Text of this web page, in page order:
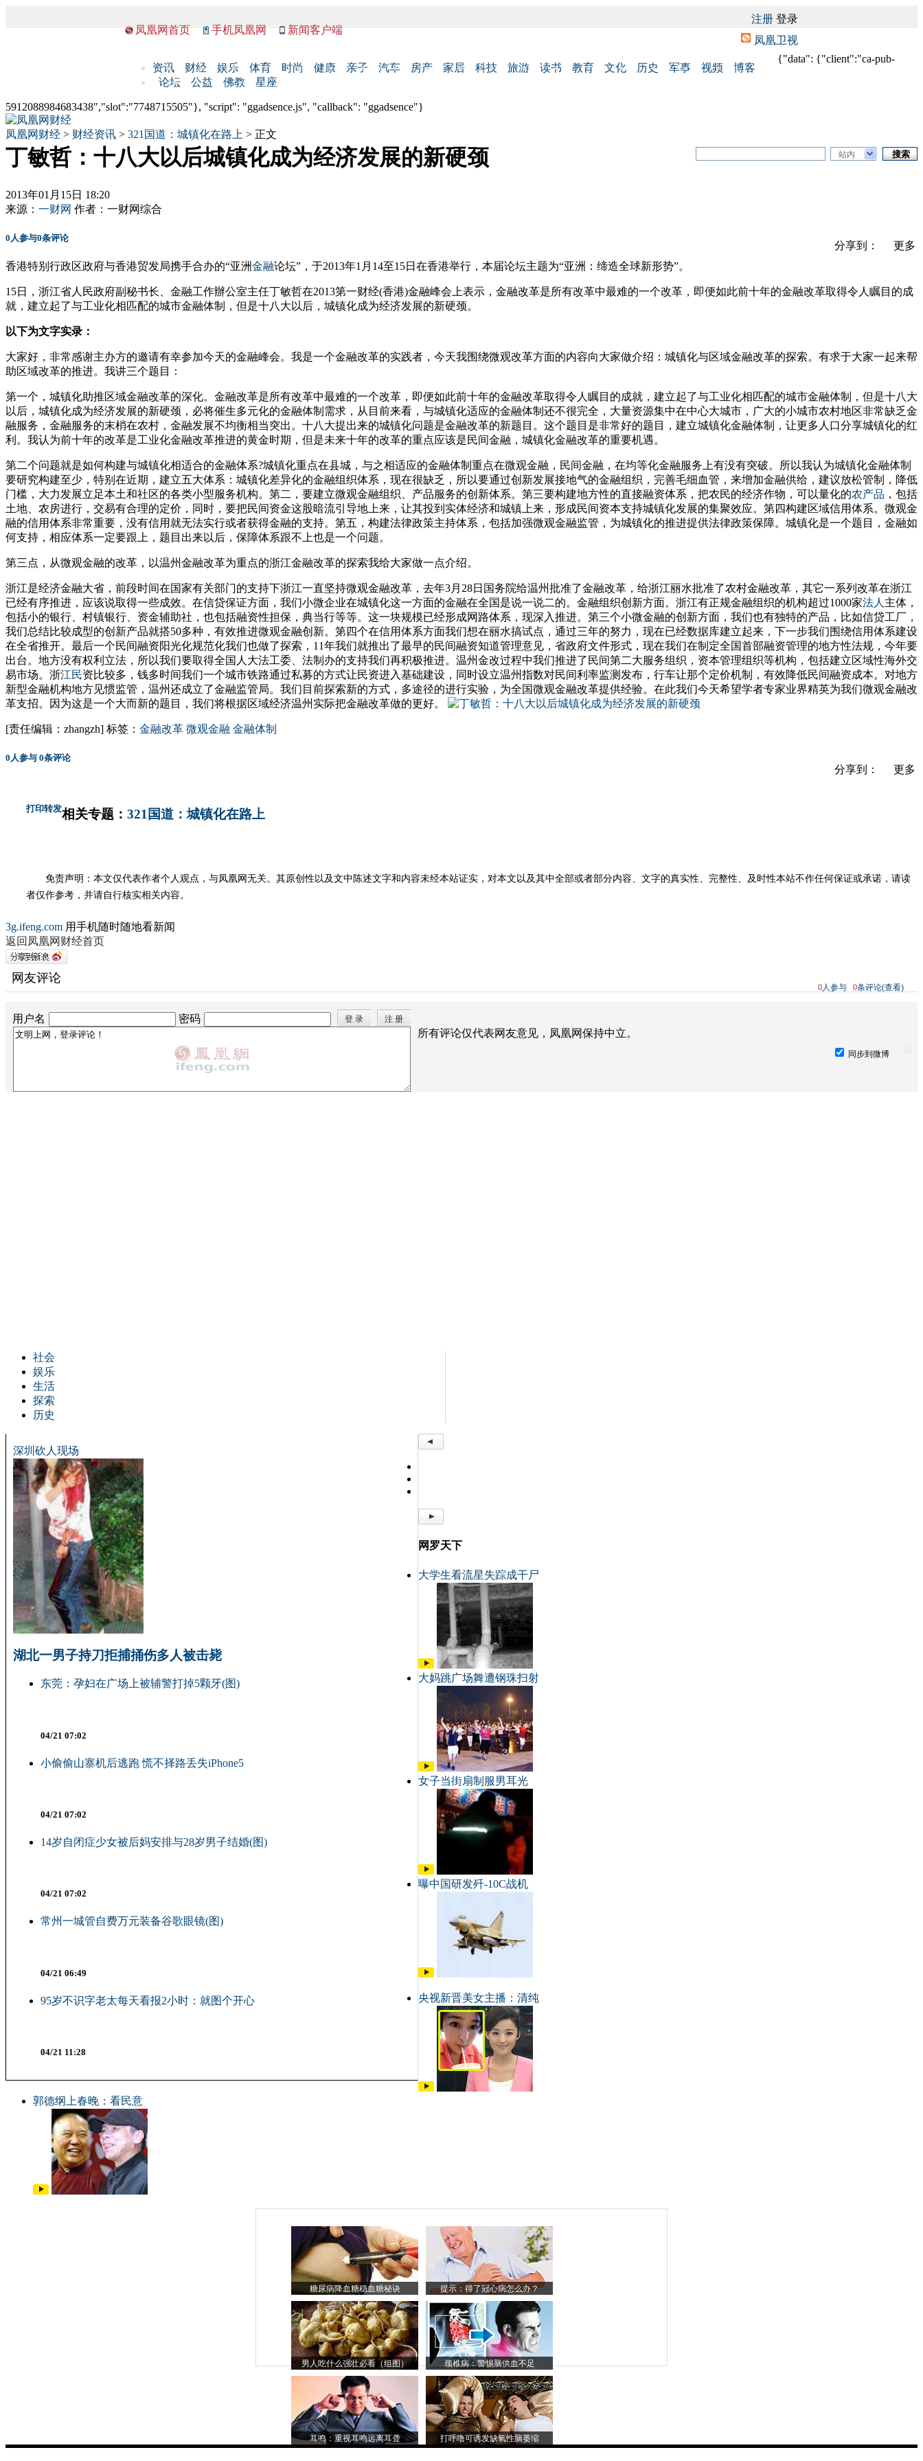
凤凰网首页 手机凤凰网 新闻客户端
注册 登录
凤凰卫视
资讯 财经 娱乐 体育 时尚 健康 亲子 汽车 房产 家居 科技 旅游 读书 教育 文化 历史 军事 视频
博客
论坛
公益 佛教 星座
{"data": {"client":"ca-pub-
5912088984683438","slot":"7748715505"}, "script": "ggadsence.js", "callback": "ggadsence"}
凤凰网财经 > 财经资讯 > 321国道：城镇化在路上 > 正文
站内
丁敏哲：十八大以后城镇化成为经济发展的新硬颈
2013年01月15日 18:20
来源： 一财网 作者： 一财网综合
分享到： 更多
0人参与0条评论
香港特别行政区政府与香港贸发局携手合办的“亚洲金融论坛”，于2013年1月14至15日在香港举行，本届论坛主题为“亚洲：缔造全球新形势”。
15日，浙江省人民政府副秘书长、金融工作辦公室主任丁敏哲在2013第一财经(香港)金融峰会上表示，金融改革是所有改革中最难的一个改革，即便如此前十年的金融改革取得令人瞩目的成
就，建立起了与工业化相匹配的城市金融体制，但是十八大以后，城镇化成为经济发展的新硬颈。
以下为文字实录：
大家好，非常感谢主办方的邀请有幸参加今天的金融峰会。我是一个金融改革的实践者，今天我围绕微观改革方面的内容向大家做介绍：城镇化与区域金融改革的探索。有求于大家一起来帮
助区域改革的推进。我讲三个题目：
第一个，城镇化助推区域金融改革的深化。金融改革是所有改革中最难的一个改革，即便如此前十年的金融改革取得令人瞩目的成就，建立起了与工业化相匹配的城市金融体制，但是十八大
以后，城镇化成为经济发展的新硬颈，必将催生多元化的金融体制需求，从目前来看，与城镇化适应的金融体制还不很完全，大量资源集中在中心大城市，广大的小城市农村地区非常缺乏金
融服务，金融服务的末梢在农村，金融发展不均衡相当突出。十八大提出来的城镇化问题是金融改革的新题目。这个题目是非常好的题目，建立城镇化金融体制，让更多人口分享城镇化的红
利。我认为前十年的改革是工业化金融改革推进的黄金时期，但是未来十年的改革的重点应该是民间金融，城镇化金融改革的重要机遇。
第二个问题就是如何构建与城镇化相适合的金融体系?城镇化重点在县城，与之相适应的金融体制重点在微观金融，民间金融，在均等化金融服务上有没有突破。所以我认为城镇化金融体制
要研究构建至少，特别在近期，建立五大体系：城镇化差异化的金融组织体系，现在很缺乏，所以要通过创新发展接地气的金融组织，完善毛细血管，来增加金融供给，建议放松管制，降低
门槛，大力发展立足本土和社区的各类小型服务机构。第二，要建立微观金融组织、产品服务的创新体系。第三要构建地方性的直接融资体系，把农民的经济作物，可以量化的农产品 ，包括
土地、农房进行，交易有合理的定价，同时，要把民间资金这股暗流引导地上来，让其投到实体经济和城镇上来，形成民间资本支持城镇化发展的集聚效应。第四构建区域信用体系。微观金
融的信用体系非常重要，没有信用就无法实行或者获得金融的支持。第五，构建法律政策主持体系，包括加强微观金融监管，为城镇化的推进提供法律政策保障。城镇化是一个题目，金融如
何支持，相应体系一定要跟上，题目出来以后，保障体系跟不上也是一个问题。
第三点，从微观金融的改革，以温州金融改革为重点的浙江金融改革的探索我给大家做一点介绍。
浙江是经济金融大省，前段时间在国家有关部门的支持下浙江一直坚持微观金融改革，去年3月28日国务院给温州批准了金融改革，给浙江丽水批准了农村金融改革，其它一系列改革在浙江
已经有序推进，应该说取得一些成效。在信贷保证方面，我们小微企业在城镇化这一方面的金融在全国是说一说二的。金融组织创新方面。浙江有正规金融组织的机构超过1000家法人 主体，
包括小的银行、村镇银行、资金辅助社，也包括融资性担保，典当行等等。这一块规模已经形成网路体系，现深入推进。第三个小微金融的创新方面，我们也有独特的产品，比如信贷工厂，
我们总结比较成型的创新产品就搭50多种，有效推进微观金融创新。第四个在信用体系方面我们想在丽水搞试点，通过三年的努力，现在已经数据库建立起来，下一步我们围绕信用体系建设
在全省推开。最后一个民间融资阳光化规范化我们也做了探索，11年我们就推出了最早的民间融资知道管理意见，省政府文件形式，现在我们在制定全国首部融资管理的地方性法规，今年要
出台。地方没有权利立法，所以我们要取得全国人大法工委、法制办的支持我们再积极推进。温州金改过程中我们推进了民间第二大服务组织，资本管理组织等机构，包括建立区域性海外交
易市场。浙江民资比较多，钱多时间我们一个城市铁路通过私募的方式让民资进入基础建设，同时设立温州指数对民间利率监测发布，行车让那个定价机制，有效降低民间融资成本。对地方
新型金融机构地方见惯监管，温州还成立了金融监管局。我们目前探索新的方式，多途径的进行实验，为全国微观金融改革提供经验。在此我们今天希望学者专家业界精英为我们微观金融改
革支招。因为这是一个大而新的题目，我们将根据区域经济温州实际把金融改革做的更好。
[责任编辑：zhangzh] 标签： 金融改革 微观金融 金融体制
分享到： 更多
0人参与 0条评论
打印转发相关专题： 321国道：城镇化在路上
免责声明：本文仅代表作者个人观点，与凤凰网无关。其原创性以及文中陈述文字和内容未经本站证实，对本文以及其中全部或者部分内容、文字的真实性、完整性、及时性本站不作任何保证或承诺，请读
者仅作参考，并请自行核实相关内容。
3g.ifeng.com 用手机随时随地看新闻
返回凤凰网财经首页
0人参与 0条评论(查看)
网友评论
用户名 密码 登 录 注 册
所有评论仅代表网友意见，凤凰网保持中立。
同步到微博
社会
娱乐
生活
探索
历史
深圳砍人现场
湖北一男子持刀拒捕捅伤多人被击毙
东莞：孕妇在广场上被辅警打掉5颗牙(图)
04/21 07:02
小偷偷山寨机后逃跑 慌不择路丢失iPhone5
04/21 07:02
14岁自闭症少女被后妈安排与28岁男子结婚(图)
04/21 07:02
常州一城管自费万元装备谷歌眼镜(图)
04/21 06:49
95岁不识字老太每天看报2小时：就图个开心
04/21 11:28
网罗天下
大学生看流星失踪成干尸
大妈跳广场舞遭钢珠扫射
女子当街扇制服男耳光
曝中国研发歼-10C战机
央视新晋美女主播：清纯
郭德纲上春晚：看民意
糖尿病降血糖稳血糖秘诀 提示：得了冠心病怎么办？
男人吃什么强壮必看（组图） 颈椎病：警惕脑供血不足
耳鸣：重视耳鸣远离耳聋 打呼噜可诱发缺氧性脑萎缩